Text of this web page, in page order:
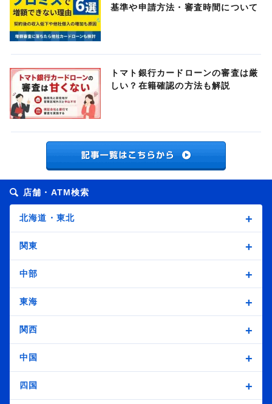
基準や申請方法・審査時間について
トマト銀行カードローンの審査は厳
しい？在籍確認の方法も解説
店舗・ATM検索
北海道・東北
関東
中部
東海
関西
中国
四国